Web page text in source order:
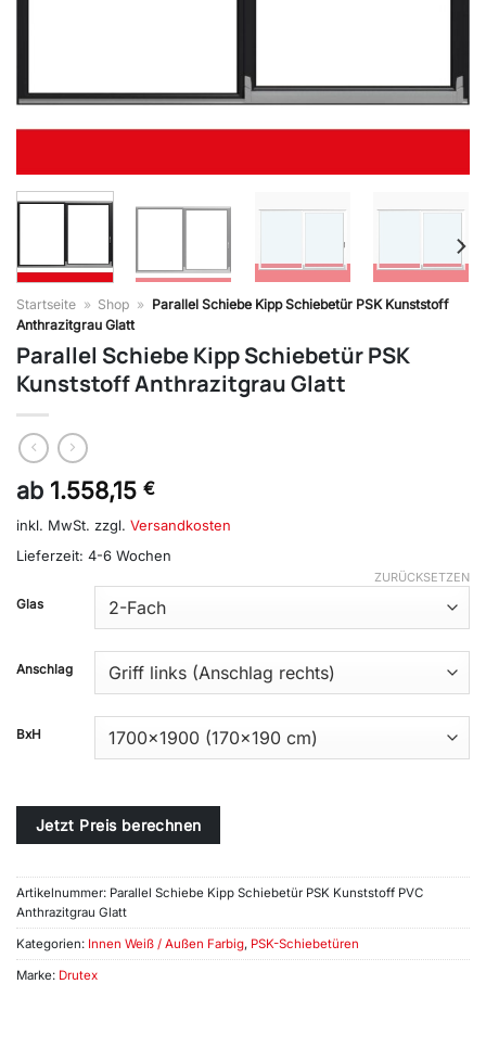
Startseite » Shop » Parallel Schiebe Kipp Schiebetür PSK Kunststoff
Anthrazitgrau Glatt
Parallel Schiebe Kipp Schiebetür PSK
Kunststoff Anthrazitgrau Glatt
ab 1.558,15 €
inkl. MwSt. zzgl. Versandkosten
Lieferzeit: 4-6 Wochen
Glas
Anschlag
BxH
ZURÜCKSETZEN
Jetzt Preis berechnen
Artikelnummer: Parallel Schiebe Kipp Schiebetür PSK Kunststoff PVC
Anthrazitgrau Glatt
Kategorien: Innen Weiß / Außen Farbig, PSK-Schiebetüren
Marke: Drutex